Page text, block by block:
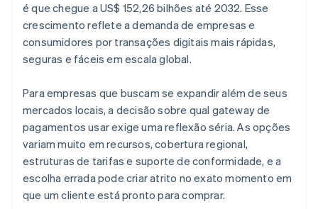
Suporte ao cliente
Análises e relatórios
Reputação e avaliações
é que chegue a US$ 152,26 bilhões até 2032. Esse
crescimento reflete a demanda de empresas e
consumidores por transações digitais mais rápidas,
seguras e fáceis em escala global.
Para empresas que buscam se expandir além de seus
mercados locais, a decisão sobre qual gateway de
pagamentos usar exige uma reflexão séria. As opções
variam muito em recursos, cobertura regional,
estruturas de tarifas e suporte de conformidade, e a
escolha errada pode criar atrito no exato momento em
que um cliente está pronto para comprar.